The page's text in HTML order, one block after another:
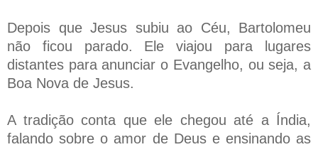
Depois que Jesus subiu ao Céu, Bartolomeu
não ficou parado. Ele viajou para lugares
distantes para anunciar o Evangelho, ou seja, a
Boa Nova de Jesus.
A tradição conta que ele chegou até a Índia,
falando sobre o amor de Deus e ensinando as